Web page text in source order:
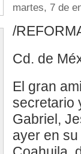
martes, 7 de
/
Cd. de
El gran
secretario
Gabriel,
ayer en